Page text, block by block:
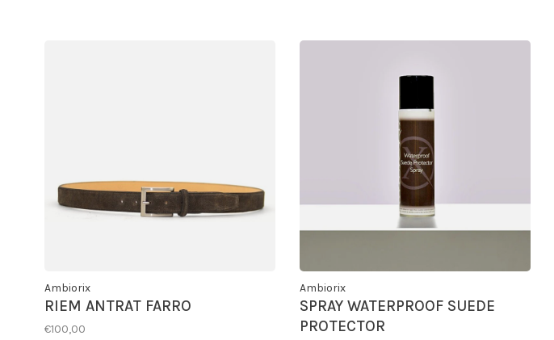
Ambiorix
RIEM ANTRAT FARRO
€100,00
Ambiorix
SPRAY WATERPROOF SUEDE
PROTECTOR